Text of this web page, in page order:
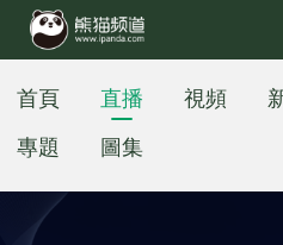
首頁 直播 視頻
專題
圖集